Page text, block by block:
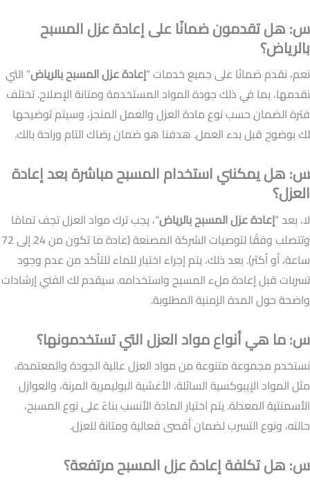
س: هل تقدمون ضمانًا على إعادة عزل المسبح
بالرياض؟
نعم، نقدم ضمانًا على جميع خدمات “إعادة عزل المسبح بالرياض” التي
نقدمها، بما في ذلك جودة المواد المستخدمة ومتانة الإصلاح. تختلف
فترة الضمان حسب نوع مادة العزل والعمل المنجز، وسيتم توضيحها
لك بوضوح قبل بدء العمل. هدفنا هو ضمان رضاك التام وراحة بالك.
س: هل يمكنني استخدام المسبح مباشرة بعد إعادة
العزل؟
لا، بعد “إعادة عزل المسبح بالرياض“، يجب ترك مواد العزل تجف تمامًا
وتتصلب وفقًا لتوصيات الشركة المصنعة (عادة ما تكون من 24 إلى 72
ساعة، أو أكثر). بعد ذلك، يتم إجراء اختبار للماء للتأكد من عدم وجود
تسربات قبل إعادة ملء المسبح واستخدامه. سيقدم لك الفني إرشادات
واضحة حول المدة الزمنية المطلوبة.
س: ما هي أنواع مواد العزل التي تستخدمونها؟
نستخدم مجموعة متنوعة من مواد العزل عالية الجودة والمعتمدة،
مثل المواد الإيبوكسية السائلة، الأغشية البوليمرية المرنة، والعوازل
الأسمنتية المعدلة. يتم اختيار المادة الأنسب بناءً على نوع المسبح،
حالته، ونوع التسرب لضمان أقصى فعالية ومتانة للعزل.
س: هل تكلفة إعادة عزل المسبح مرتفعة؟